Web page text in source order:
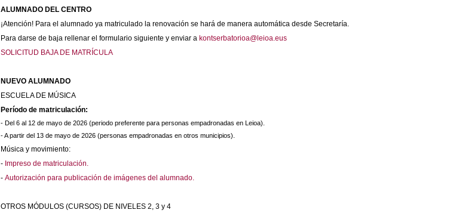
ALUMNADO DEL CENTRO
¡Atención! Para el alumnado ya matriculado la renovación se hará de manera automática desde Secretaría.
Para darse de baja rellenar el formulario siguiente y enviar a kontserbatorioa@leioa.eus
SOLICITUD BAJA DE MATRÍCULA
NUEVO ALUMNADO
ESCUELA DE MÚSICA
Período de matriculación:
- Del 6 al 12 de mayo de 2026 (periodo preferente para personas empadronadas en Leioa).
-A partir del 13 de mayo de 2026 (personas empadronadas en otros municipios).
Música y movimiento:
- Impreso de matriculación.
- Autorización para publicación de imágenes del alumnado.
OTROS MÓDULOS (CURSOS) DE NIVELES 2, 3 y 4